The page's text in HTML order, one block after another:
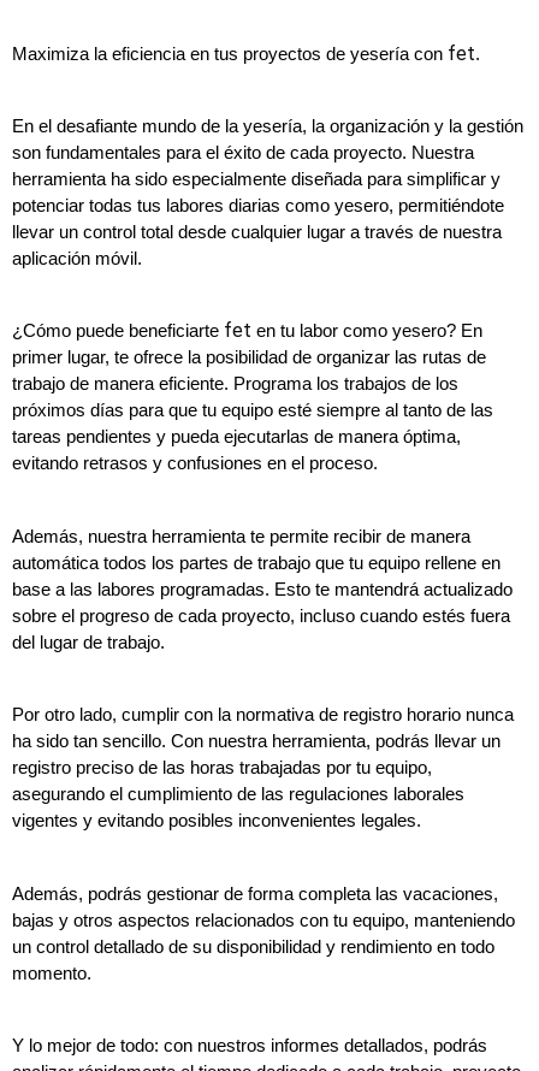
Maximiza la eficiencia en tus proyectos de yesería con fet.
En el desafiante mundo de la yesería, la organización y la gestión
son fundamentales para el éxito de cada proyecto. Nuestra
herramienta ha sido especialmente diseñada para simplificar y
potenciar todas tus labores diarias como yesero, permitiéndote
llevar un control total desde cualquier lugar a través de nuestra
aplicación móvil.
¿Cómo puede beneficiarte fet en tu labor como yesero? En
primer lugar, te ofrece la posibilidad de organizar las rutas de
trabajo de manera eficiente. Programa los trabajos de los
próximos días para que tu equipo esté siempre al tanto de las
tareas pendientes y pueda ejecutarlas de manera óptima,
evitando retrasos y confusiones en el proceso.
Además, nuestra herramienta te permite recibir de manera
automática todos los partes de trabajo que tu equipo rellene en
base a las labores programadas. Esto te mantendrá actualizado
sobre el progreso de cada proyecto, incluso cuando estés fuera
del lugar de trabajo.
Por otro lado, cumplir con la normativa de registro horario nunca
ha sido tan sencillo. Con nuestra herramienta, podrás llevar un
registro preciso de las horas trabajadas por tu equipo,
asegurando el cumplimiento de las regulaciones laborales
vigentes y evitando posibles inconvenientes legales.
Además, podrás gestionar de forma completa las vacaciones,
bajas y otros aspectos relacionados con tu equipo, manteniendo
un control detallado de su disponibilidad y rendimiento en todo
momento.
Y lo mejor de todo: con nuestros informes detallados, podrás